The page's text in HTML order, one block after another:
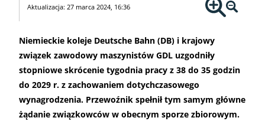
Aktualizacja: 27 marca 2024, 16:36
Niemieckie koleje Deutsche Bahn (DB) i krajowy
związek zawodowy maszynistów GDL uzgodniły
stopniowe skrócenie tygodnia pracy z 38 do 35 godzin
do 2029 r. z zachowaniem dotychczasowego
wynagrodzenia. Przewoźnik spełnił tym samym główne
żądanie związkowców w obecnym sporze zbiorowym.